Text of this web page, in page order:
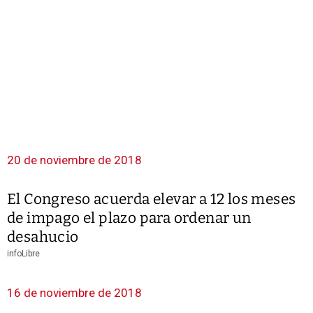
20 de noviembre de 2018
El Congreso acuerda elevar a 12 los meses
de impago el plazo para ordenar un
desahucio
infoLibre
16 de noviembre de 2018